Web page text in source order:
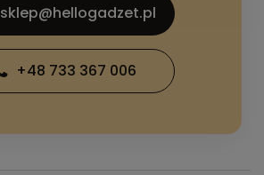
sklep@hellogadzet.pl
+48 733 367 006